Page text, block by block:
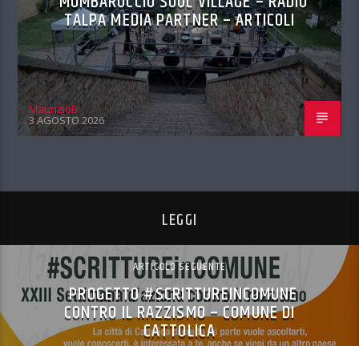
TALPA MEDIA PARTNER – ARTICOLI
MaurizioB
3 AGOSTO 2026
LEGGI
ARTICOLO SEGUENTE
PROGETTO #SCRITTUREINCOMUNE
CONTRO IL RAZZISMO – COMUNE DI
CATTOLICA